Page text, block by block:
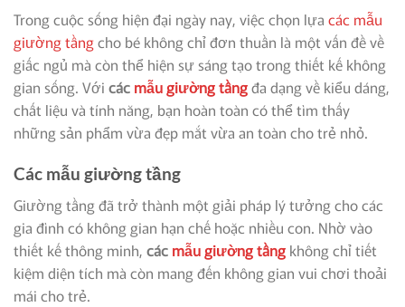
Trong cuộc sống hiện đại ngày nay, việc chọn lựa các mẫu
giường tầngcho bé không chỉ đơn thuần là một vấn đề về
giấc ngủ mà còn thể hiện sự sáng tạo trong thiết kế không
gian sống. Với các mẫu giường tầngđa dạng về kiểu dáng,
chất liệu và tính năng, bạn hoàn toàn có thể tìm thấy
những sản phẩm vừa đẹp mắt vừa an toàn cho trẻ nhỏ.
Các mẫu giường tầng
Giường tầng đã trở thành một giải pháp lý tưởng cho các
gia đình có không gian hạn chế hoặc nhiều con. Nhờ vào
thiết kế thông minh, các mẫu giường tầng không chỉ tiết
kiệm diện tích mà còn mang đến không gian vui chơi thoải
mái cho trẻ.